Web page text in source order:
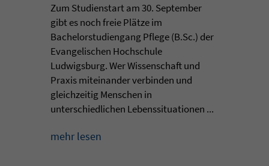
Zum Studienstart am 30. September
gibt es noch freie Plätze im
Bachelorstudiengang Pflege (B.Sc.) der
Evangelischen Hochschule
Ludwigsburg. Wer Wissenschaft und
Praxis miteinander verbinden und
gleichzeitig Menschen in
unterschiedlichen Lebenssituationen ...
mehr lesen